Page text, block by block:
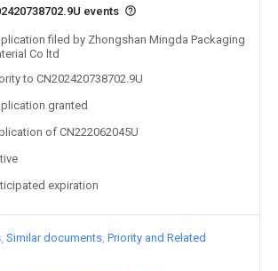
events
filed by Zhongshan Mingda Packaging
Co ltd
to CN202420738702.9U
granted
of CN222062045U
expiration
Similar documents Priority and Related